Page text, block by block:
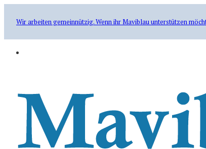
Wir arbeiten gemeinnützig. Wenn ihr Maviblau unterstützen